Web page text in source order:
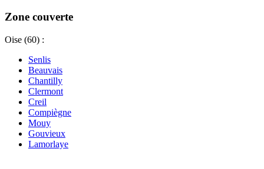
Zone couverte
Oise (60) :
Senlis
Beauvais
Chantilly
Clermont
Creil
Compiègne
Mouy
Gouvieux
Lamorlaye